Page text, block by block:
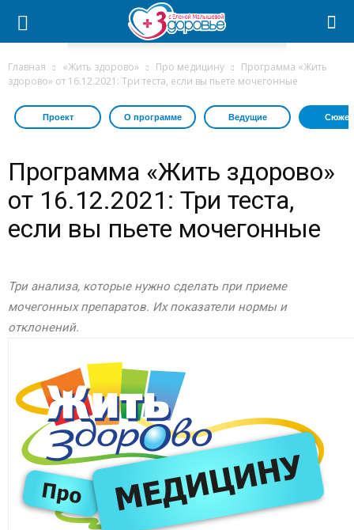
Главная «Жить здорово» Про медицину
Программа «Жить
здорово» от 16.12.2021: Три теста, если вы пьете мочегонные
Проект О программе Ведущие
Программа «Жить здорово»
от 16.12.2021: Три теста,
если вы пьете мочегонные
Три анализа, которые нужно сделать при приеме
мочегонных препаратов. Их показатели нормы и
отклонений.